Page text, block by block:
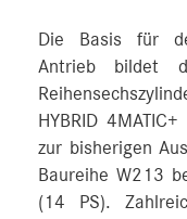
Die Basis für
Antrieb bildet
HYBRID
zur bisherigen
Baureihe W213
(14 PS).